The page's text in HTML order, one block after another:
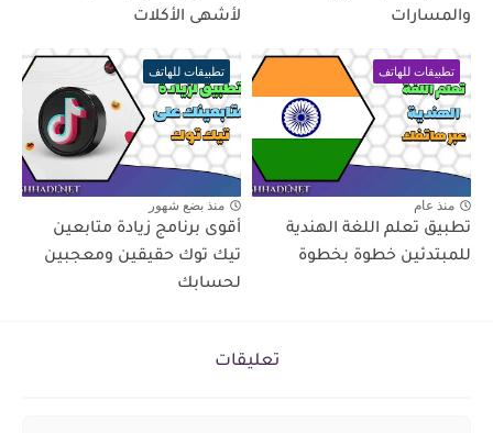
والمسارات
لأشهى الأكلات
تطبيقات للهاتف
منذ عام
تطبيق تعلم اللغة الهندية
للمبتدئين خطوة بخطوة
تطبيقات للهاتف
منذ بضع شهور
أقوى برنامج زيادة متابعين
تيك توك حقيقين ومعجبين
لحسابك
تعليقات